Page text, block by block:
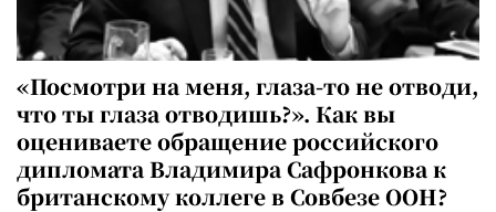
«Посмотри на меня, глаза-то не отводи,
что ты глаза отводишь?». Как вы
оцениваете обращение российского
дипломата Владимира Сафронкова к
британскому коллеге в Совбезе ООН?